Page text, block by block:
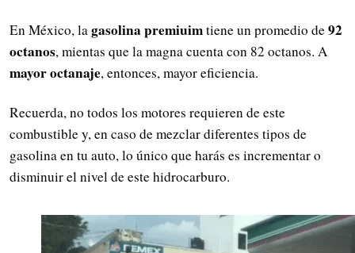
En México, lagasolina premiuimtiene un promedio de92
octanos, mientas que la magna cuenta con 82 octanos. A
mayor octanaje, entonces, mayor eficiencia.
Recuerda, no todos los motores requieren de este
combustible y, en caso de mezclar diferentes tipos de
gasolina en tu auto, lo único que harás es incrementar o
disminuir el nivel de este hidrocarburo.